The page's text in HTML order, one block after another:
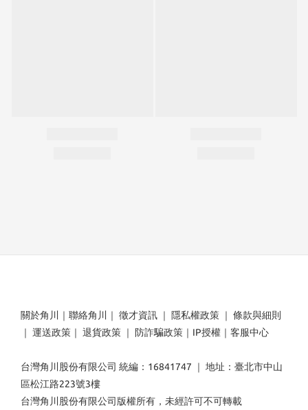
關於角川 ｜ 聯絡角川 ｜ 徵才資訊 ｜ 隱私權政策 ｜ 條款與細則
｜ 運送政策 ｜ 退貨政策 ｜ 防詐騙政策 ｜ IP授權 ｜ 客服中心
台灣角川股份有限公司 統編：16841747 ｜ 地址：臺北市中山
區松江路223號3樓
台灣角川股份有限公司版權所有，未經許可不可轉載